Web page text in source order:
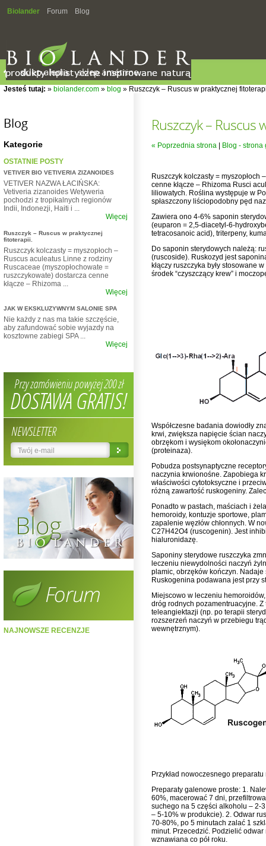
Biolander Forum Blog
sklep alepia sklep amétrine
Jesteś tutaj: » biolander.com » blog » Ruszczyk – Ruscus w praktycznej
Blog
Kategorie
OSTATNIE POSTY
VETIVER BIO VETIVERIA ZIZANOIDES
VETIVER NAZWA ŁACIŃSKA:
Vetiveria zizanoides Wetyweria
pochodzi z tropikalnych regionów
Indii, Indonezji, Haiti i ...
Więcej
Ruszczyk – Ruscus w praktycznej
fitoterapii.
Ruszczyk kolczasty = myszopłoch –
Ruscus aculeatus Linne z rodziny
Ruscaceae (myszopłochowate =
ruszczykowate) dostarcza cenne
kłącze – Rhizoma ...
Więcej
JAK W EKSKLUZYWNYM SALONIE SPA
Nie każdy z nas ma takie szczęście,
aby zafundować sobie wyjazdy na
kosztowne zabiegi SPA ...
Więcej
Przy zamówieniu powyżej 200 zł
DOSTAWA GRATIS!
NEWSLETTER
NAJNOWSZE RECENZJE
Ruszczyk – Ruscus
« Poprzednia strona Blog - strona
Ruszczyk kolczasty =
cenne kłącze – Rhizoma Rusci
liliowatych. Roślina występuje w
spłaszczony liściopodobny pęd
Zawiera ono 4-6% saponin
(euparon = 2,5-diacetyl-6-
tetracosanoic acid), triterpeny,
Do saponin sterydowych należą:
(ruscoside). Ruskozyd jest
kłączy ruszczyka były stosowane
środek “czyszczący krew” i
Współczesne badania dowiodły
krwi, zwiększa napięcie ścian
obrzękom i wysiękom
(proteinaza).
Pobudza postsynaptyczne
naczynia krwionośne. Zapobiega
właściwości cytotoksyczne i
różną zawartość ruskogeniny.
Ponadto w pastach, maściach i
hemoroidy, kontuzje sportowe,
zapalenie węzłów chłonnych. W
C27H42O4 (ruscogenin). Jest
hialuronidazę.
Saponiny sterydowe ruszczyka
leczeniu niewydolności naczyń
plamic, obrzęków kończyn.
Ruskogenina podawana jest przy
Miejscowo w leczeniu
dróg rodnych pozamentruacyjne.
teleangiektazji (np. po terapii
rozszerzeń naczyń w przebiegu
wewnętrznym).
Przykład nowoczesnego
Preparaty galenowe proste: 1.
60%, macerować 7 dni,
suchego na 5 części alkoholu – 2-
– 5-10% w produkcie). 2. Odwar
70-80%, po 5 minutach zalać 1
minut. Przecedzić. Podzielić
wznawiana co pół roku.